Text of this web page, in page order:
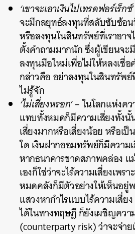
‘เขาจะเอาเงินไปเทรดฟอร์เร็กซ์
จะมีกลยุทธ์ลงทุนที่สลับซับซ้อน
หรือลงทุนในสินทรัพย์ที่เราอาจ
ตั้งคำถามมากนัก ซึ่งผู้เขียนจะ
ลงทุนมือใหม่เพื่อไม่ให้หลงเชื่
กล่าวคือ อย่าลงทุนในสินทรัพย์
ไม่รู้จัก
‘ไม่เสี่ยงหรอก’– ในโลกแห่งค
แทบทั้งหมดก็มีความเสี่ยงทั้งนั้
เสี่ยงมากหรือเสี่ยงน้อย หรือเ
ใด เงินฝากออมทรัพย์ก็มีความ
หากธนาคารขาดสภาพคล่อง
เองก็ใช่ว่าจะไร้ความเสี่ยงเพร
หมดคลังก็มีตัวอย่างให้เห็นอยู่
แสวงหากำไรแบบไร้ความเสี่ย
ได้ในทางทฤษฎี ก็ยังเผชิญคว
(counterparty risk) ว่าจะจ่าย